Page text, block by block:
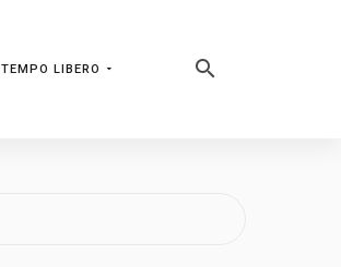
TEMPO LIBERO